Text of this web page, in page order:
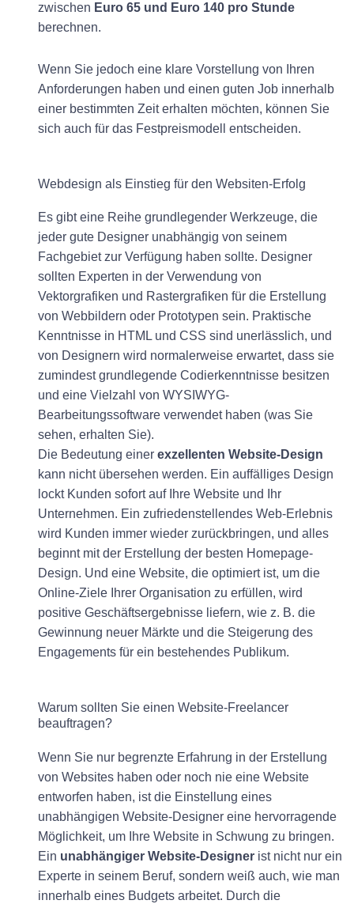
zwischen Euro 65 und Euro 140 pro Stunde
berechnen.
Wenn Sie jedoch eine klare Vorstellung von Ihren
Anforderungen haben und einen guten Job innerhalb
einer bestimmten Zeit erhalten möchten, können Sie
sich auch für das Festpreismodell entscheiden.
Webdesign als Einstieg für den Websiten-Erfolg
Es gibt eine Reihe grundlegender Werkzeuge, die
jeder gute Designer unabhängig von seinem
Fachgebiet zur Verfügung haben sollte. Designer
sollten Experten in der Verwendung von
Vektorgrafiken und Rastergrafiken für die Erstellung
von Webbildern oder Prototypen sein. Praktische
Kenntnisse in HTML und CSS sind unerlässlich, und
von Designern wird normalerweise erwartet, dass sie
zumindest grundlegende Codierkenntnisse besitzen
und eine Vielzahl von WYSIWYG-
Bearbeitungssoftware verwendet haben (was Sie
sehen, erhalten Sie).
Die Bedeutung einer exzellenten Website-Design
kann nicht übersehen werden. Ein auffälliges Design
lockt Kunden sofort auf Ihre Website und Ihr
Unternehmen. Ein zufriedenstellendes Web-Erlebnis
wird Kunden immer wieder zurückbringen, und alles
beginnt mit der Erstellung der besten Homepage-
Design. Und eine Website, die optimiert ist, um die
Online-Ziele Ihrer Organisation zu erfüllen, wird
positive Geschäftsergebnisse liefern, wie z. B. die
Gewinnung neuer Märkte und die Steigerung des
Engagements für ein bestehendes Publikum.
Warum sollten Sie einen Website-Freelancer
beauftragen?
Wenn Sie nur begrenzte Erfahrung in der Erstellung
von Websites haben oder noch nie eine Website
entworfen haben, ist die Einstellung eines
unabhängigen Website-Designer eine hervorragende
Möglichkeit, um Ihre Website in Schwung zu bringen.
Ein unabhängiger Website-Designer ist nicht nur ein
Experte in seinem Beruf, sondern weiß auch, wie man
innerhalb eines Budgets arbeitet. Durch die